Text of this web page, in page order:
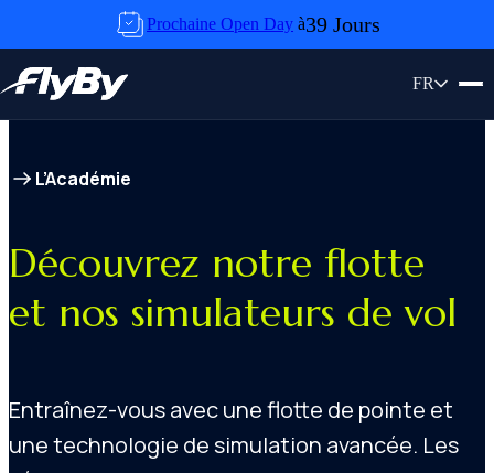
Prochaine Open Day à39 Jours
FR
L’Académie
Découvrez notre flotte
et nos simulateurs de vol
Entraînez-vous avec une flotte de pointe et
une technologie de simulation avancée. Les